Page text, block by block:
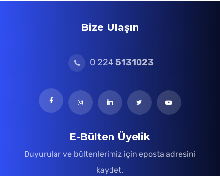
Bize Ulaşın
0 2245131023
E-Bülten Üyelik
Duyurular ve bültenlerimiz için eposta adresini
kaydet.